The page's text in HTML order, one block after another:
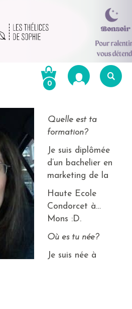
0
Quelle est ta
formation?
Je suis diplômée
d’un bachelier en
marketing de la
Haute Ecole
Condorcet à…
Mons :D.
Où es tu née?
Je suis née à